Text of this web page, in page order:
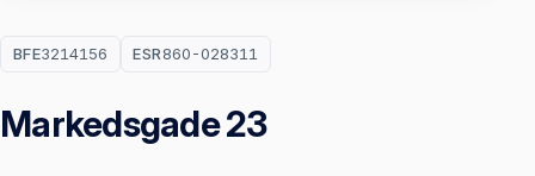
BFE3214156 ESR860-028311
Markedsgade 23